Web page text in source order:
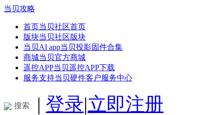
当贝攻略
首页当贝社区首页
版块当贝社区版块
当贝AI app当贝投影固件合集
商城当贝官方商城
遥控APP当贝遥控APP下载
服务支持当贝硬件客户服务中心
搜索 | 登录|立即注册